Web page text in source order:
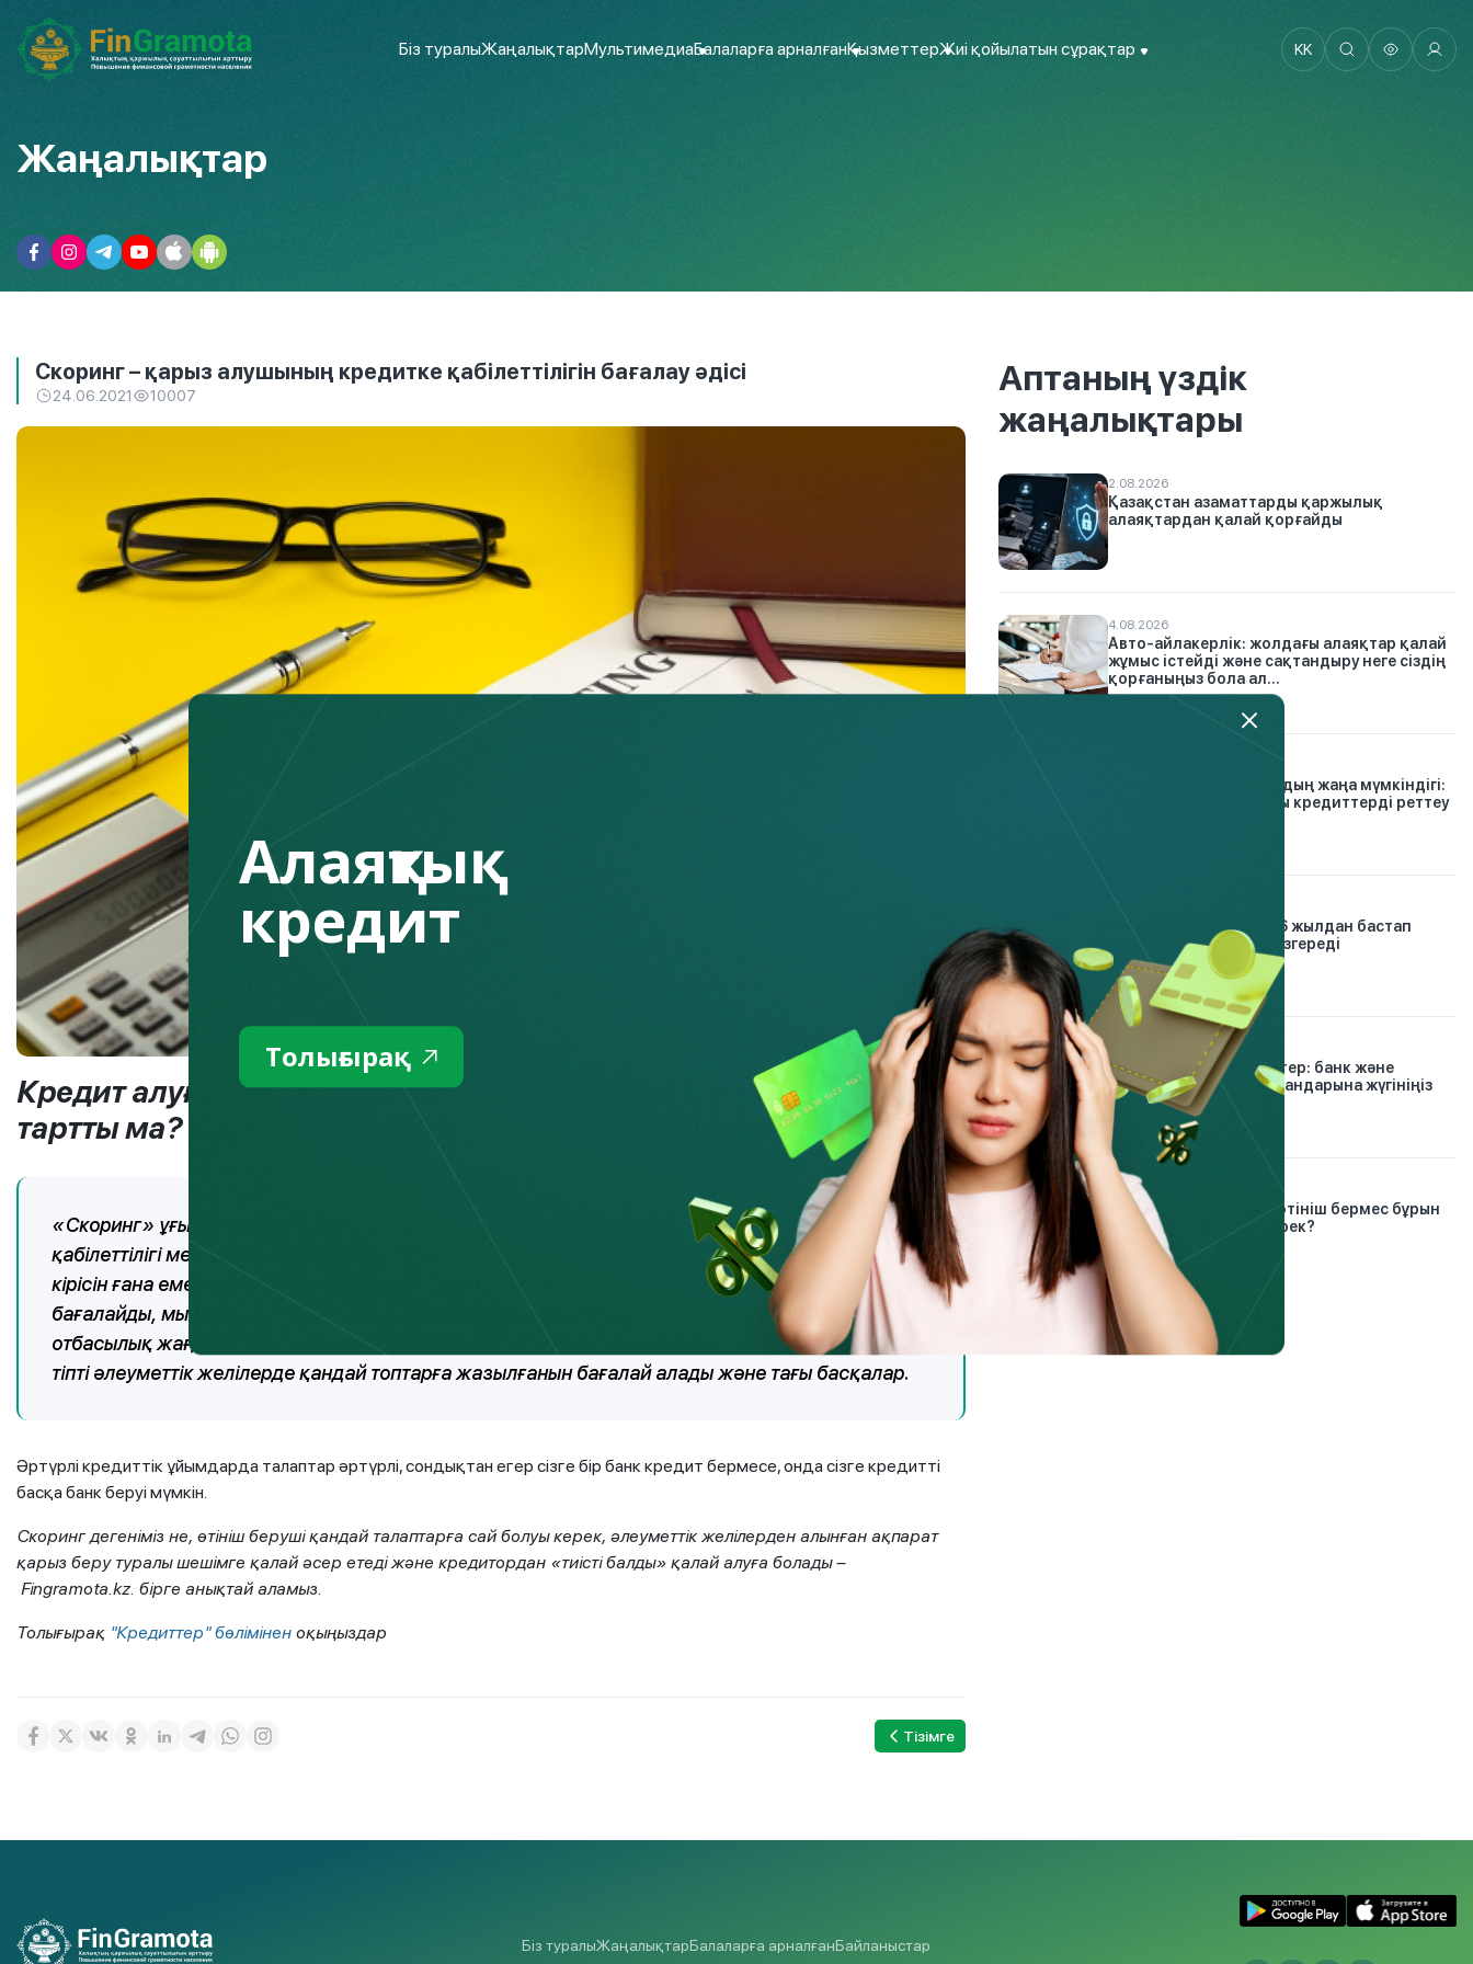
Біз туралыЖаңалықтарМультимедиаБалаларға арналғанҚызметтерЖиі қойылатын сұрақтар KK
Жаңалықтар
Скоринг – қарыз алушының кредитке қабілеттілігін бағалау әдісі
24.06.2021 10007
Кредит алуға шешім қабылдадыңыз, алайда қаржы ұйымы бас
тартты ма? Себебі – кредиттік скоринг жүйесінен өтпеген.
«Скоринг» ұғымы қаржы саласында бұрыннан бар және қарыз алушыны, оның төлем
қабілеттілігі мен адалдығын бағалау жүйесін білдіреді. Сонымен қатар, скоринг жүйесі оның
кірісін ғана емес, сонымен қатар кредит беру үшін қажетті басқа өлшемшарттарды да
бағалайды, мысалы, қарыз алушының кредитті уақтылы және адал өтеу қабілеті, жұмыс өтілі,
отбасылық жағдайы, балаларының болуы, кредиторлардан неше рет бас тарту алғанын және
тіпті әлеуметтік желілерде қандай топтарға жазылғанын бағалай алады және тағы басқалар.
Әртүрлі кредиттік ұйымдарда талаптар әртүрлі, сондықтан егер сізге бір банк кредит бермесе, онда сізге кредитті
басқа банк беруі мүмкін.
Скоринг дегеніміз не, өтініш беруші қандай талаптарға сай болуы керек, әлеуметтік желілерден алынған ақпарат
қарыз беру туралы шешімге қалай әсер етеді және кредитордан «тиісті балды» қалай алуға болады –
Fingramota.kz. бірге анықтай аламыз.
Толығырақ "Кредиттер" бөлімінен оқыңыздар
Тізімге
Аптаның үздік
жаңалықтары
2.08.2026
Қазақстан азаматтарды қаржылық
алаяқтардан қалай қорғайды
4.08.2026
Авто-айлакерлік: жолдағы алаяқтар қалай
жұмыс істейді және сақтандыру неге сіздің
қорғаныңыз бола ал...
Қарыз тұзағынан шығудың жаңа мүмкіндігі:
Finkelisim платформасы кредиттерді реттеу
21.01.2026
Автосақтандыру: 2026 жылдан бастап
жүргізушілер үшін не өзгереді
Проблемалық кредиттер: банк және
микроқаржы омбудсмандарына жүгініңіз
6.03.2023
Банкроттық рәсіміне өтініш бермес бұрын
азаматтар не істеуі керек?
Біз туралыЖаңалықтарБалаларға арналғанБайланыстар
Алаяқтық
кредит
Толығырақ